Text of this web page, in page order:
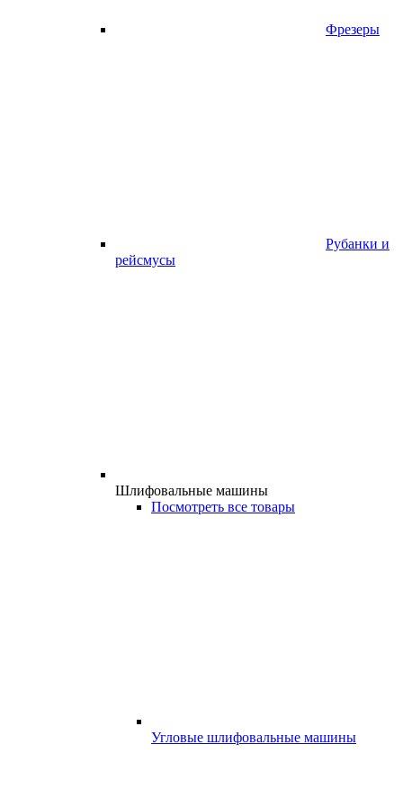
Фрезеры
Рубанки и
рейсмусы
Шлифовальные машины
Посмотреть все товары
Угловые шлифовальные машины